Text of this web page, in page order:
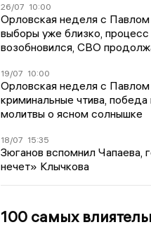
26/07 10:00
Орловская неделя с
выборы уже близко,
возобновился, СВО
19/07 10:00
Орловская неделя с
криминальные чтива,
молитвы о ясном солнышке
18/07 15:35
Зюганов вспомнил Чапаева,
нечет» Клычкова
100 самых